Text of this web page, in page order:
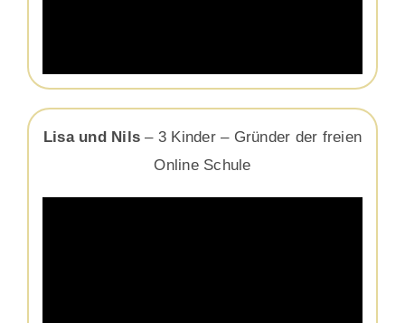
Lisa und Nils – 3 Kinder – Gründer der freien
Online Schule